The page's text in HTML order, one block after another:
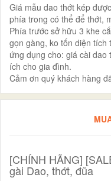
Giá mẫu dao thớt kép
phía trong có thể để thớt,
Phía trước sở hữu 3 khe
gọn gàng, ko tốn diện tích
ứng dụng cho: giá cài
ích cho gia đình.
Cảm ơn quý khách hàng
[CHÍNH HÃNG]
gài Dao, thớt, đũa